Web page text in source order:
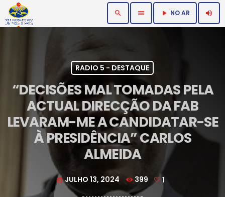
search menu play_arrow NO AR volume_up
RADIO 5 - DESTAQUE
“DECISÕES MAL TOMADAS PELA
ACTUAL DIRECÇÃO DA FAB
LEVARAM-ME A CANDIDATAR-SE
À PRESIDÊNCIA” CARLOS
ALMEIDA
today JULHO 13, 2024 399 1